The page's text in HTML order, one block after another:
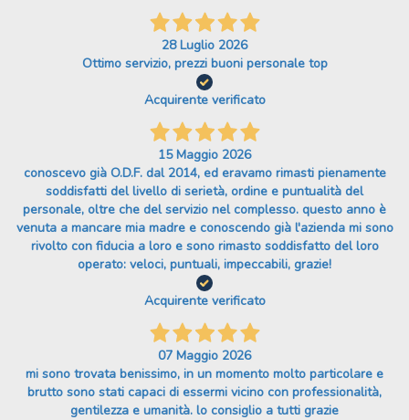
28 Luglio 2026
Ottimo servizio, prezzi buoni personale top
Acquirente verificato
15 Maggio 2026
conoscevo già O.D.F. dal 2014, ed eravamo rimasti pienamente
soddisfatti del livello di serietà, ordine e puntualità del
personale, oltre che del servizio nel complesso. questo anno è
venuta a mancare mia madre e conoscendo già l'azienda mi sono
rivolto con fiducia a loro e sono rimasto soddisfatto del loro
operato: veloci, puntuali, impeccabili, grazie!
Acquirente verificato
07 Maggio 2026
mi sono trovata benissimo, in un momento molto particolare e
brutto sono stati capaci di essermi vicino con professionalità,
gentilezza e umanità. lo consiglio a tutti grazie